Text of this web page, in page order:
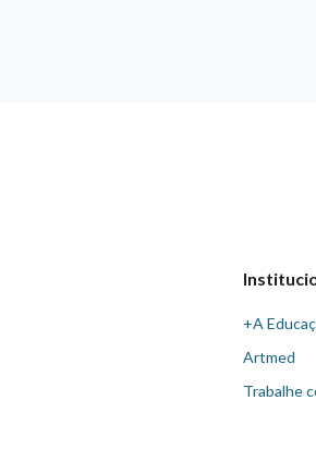
+A
Artmed
Trabalhe